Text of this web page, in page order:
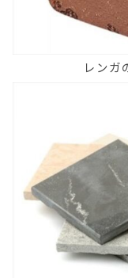
レンガ